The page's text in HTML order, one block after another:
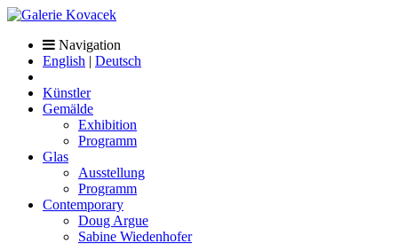
Navigation
English | Deutsch
Künstler
Gemälde
Exhibition
Programm
Glas
Ausstellung
Programm
Contemporary
Doug Argue
Sabine Wiedenhofer